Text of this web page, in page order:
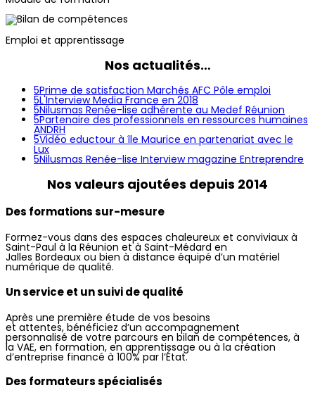
Emploi et apprentissage
Nos actualités…
5Prime de satisfaction Marchés AFC Pôle emploi
5L'Interview Media France en 2018
5Nilusmas Renée-lise adhérente au Medef Réunion
5Partenaire des professionnels en ressources humaines
ANDRH
5Vidéo eductour à île Maurice en partenariat avec le
Lux
5Nilusmas Renée-lise Interview magazine Entreprendre
Nos valeurs ajoutées depuis 2014
Des formations sur-mesure
Formez-vous dans des espaces chaleureux et conviviaux à
Saint-Paul à la Réunion et à Saint-Médard en
Jalles Bordeaux ou bien à distance équipé d’un matériel
numérique de qualité.
Un service et un suivi de qualité
Après une première étude de vos besoins
et attentes, bénéficiez d’un accompagnement
personnalisé de votre parcours en bilan de compétences, à
la VAE, en formation, en apprentissage ou à la création
d’entreprise financé à 100% par l’État.
Des formateurs spécialisés